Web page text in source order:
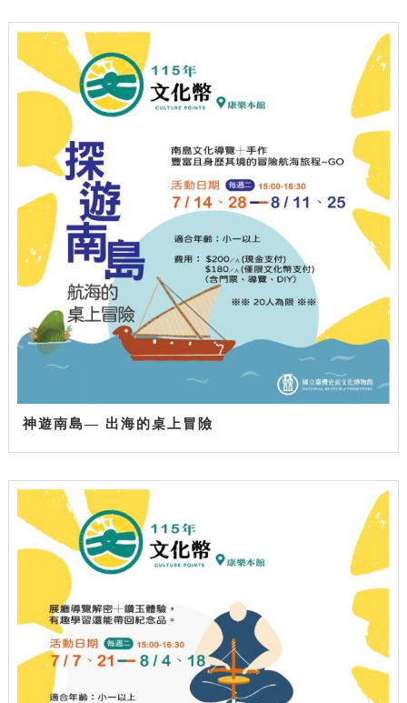
神遊南島— 出海的桌上冒險